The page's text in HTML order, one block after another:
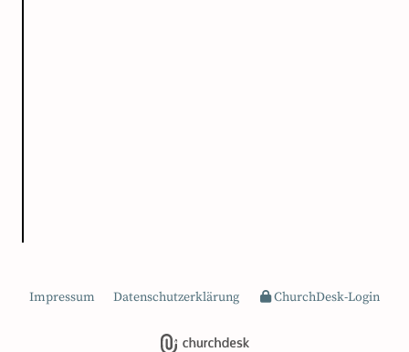
Impressum Datenschutzerklärung ChurchDesk-Login